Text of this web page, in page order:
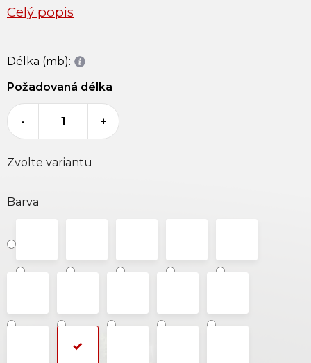
Celý popis
Barva
Zvolte variantu
Délka (mb):
Požadovaná délka
- +